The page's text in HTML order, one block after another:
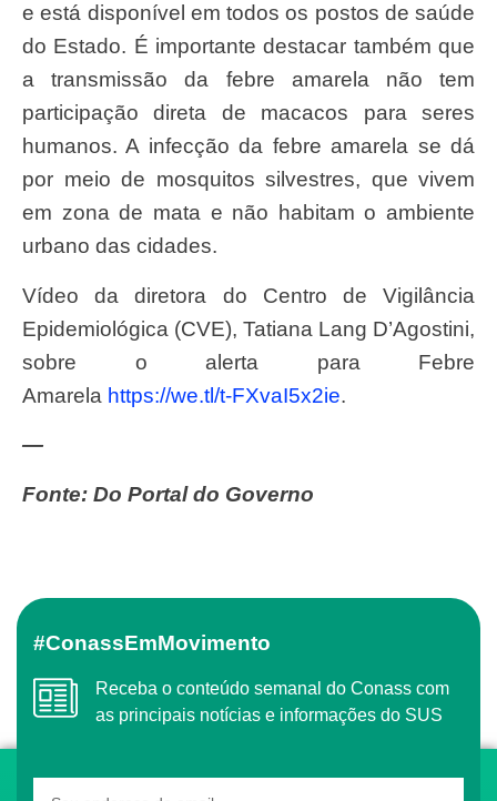
e está disponível em todos os postos de saúde
do Estado. É importante destacar também que
a transmissão da febre amarela não tem
participação direta de macacos para seres
humanos. A infecção da febre amarela se dá
por meio de mosquitos silvestres, que vivem
em zona de mata e não habitam o ambiente
urbano das cidades.
Vídeo da diretora do Centro de Vigilância
Epidemiológica (CVE), Tatiana Lang D’Agostini,
sobre o alerta para Febre
Amarela https://we.tl/t-FXvaI5x2ie.
—
Fonte: Do Portal do Governo
#ConassEmMovimento
Receba o conteúdo semanal do Conass com
as principais notícias e informações do SUS